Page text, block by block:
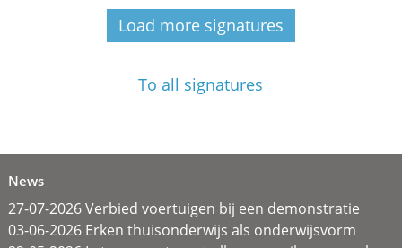
Load more signatures
To all signatures
News
27-07-2026 Verbied voertuigen bij een demonstratie
03-06-2026 Erken thuisonderwijs als onderwijsvorm